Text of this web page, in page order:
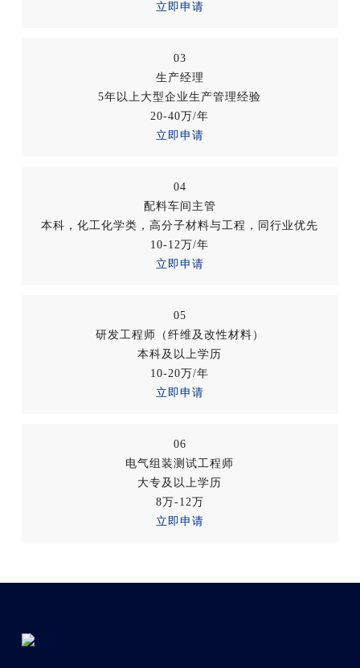
立即申请
03
生产经理
5年以上大型企业生产管理经验
20-40万/年
立即申请
04
配料车间主管
本科，化工化学类，高分子材料与工程，同行业优先
10-12万/年
立即申请
05
研发工程师（纤维及改性材料）
本科及以上学历
10-20万/年
立即申请
06
电气组装测试工程师
大专及以上学历
8万-12万
立即申请